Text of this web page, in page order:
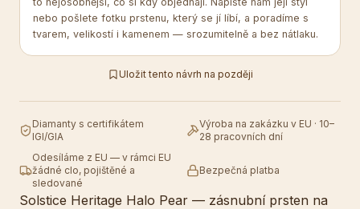
Solstice Heritage Halo Pear — zásnubní prsten na
nebo pošlete fotku prstenu, který se jí líbí, a poradíme s
tvarem, velikostí i kamenem — srozumitelně a bez nátlaku.
Uložit tento návrh na později
Diamanty s certifikátem
IGI/GIA
Výroba na zakázku v EU · 10–
28 pracovních dní
Odesíláme z EU — v rámci EU
žádné clo, pojištěné a
sledované
Bezpečná platba